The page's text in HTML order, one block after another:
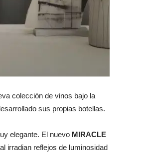
colección de vinos bajo la
sus propias botellas.
elegante. El nuevo MIRACLE
irradian reflejos de luminosidad